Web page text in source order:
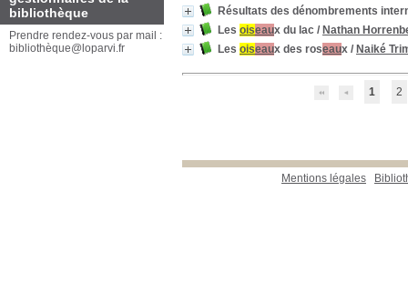
Résultats des dénombrements
Les oiseaux du lac / Nathan
Les oiseaux des roseaux / Naiké
1 2
Mentions légales
bibliothèque
Prendre rendez-vous par mail :
bibliothèque@loparvi.fr